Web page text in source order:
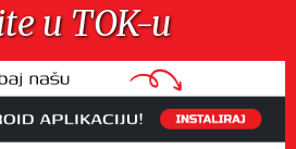
u TOK-u